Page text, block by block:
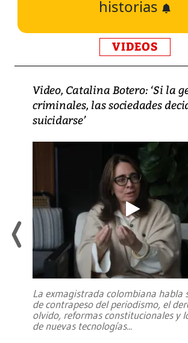
historias
VIDEOS
Video, Catalina Botero: ‘Si la
criminales, las sociedades
suicidarse’
La exmagistrada colombiana habla
de contrapeso del periodismo, el
olvido, reformas constitucionales y
de nuevas tecnologías...